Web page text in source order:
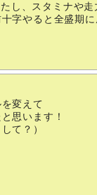
し、スタミナや
字やると全盛期
変えて
思います！
て？）